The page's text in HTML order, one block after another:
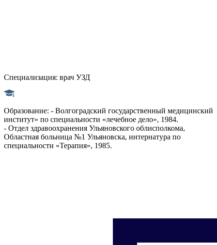
Специализация: врач УЗД
Образование: - Волгоградский государственный медицинский
институт» по специальности «лечебное дело», 1984.
- Отдел здравоохранения Ульяновского облисполкома,
Областная больница №1 Ульяновска, интернатура по
специальности «Терапия», 1985.